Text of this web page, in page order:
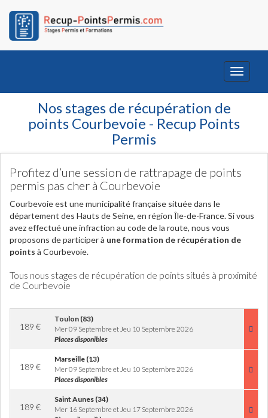
Toggle
Nos stages de récupération de
points Courbevoie - Recup Points
Permis
Profitez d’une session de rattrapage de points
permis pas cher à Courbevoie
Courbevoie est une municipalité française située dans le
département des Hauts de Seine, en région Île-de-France. Si vous
avez effectué une infraction au code de la route, nous vous
proposons de participer à une formation de récupération de
points à Courbevoie.
Tous nous stages de récupération de points situés à proximité
de Courbevoie
189 €
Toulon (83)
Mer 09 Septembre et Jeu 10 Septembre 2026
Places disponibles
189 €
Marseille (13)
Mer 09 Septembre et Jeu 10 Septembre 2026
Places disponibles
189 €
Saint Aunes (34)
Mer 16 Septembre et Jeu 17 Septembre 2026